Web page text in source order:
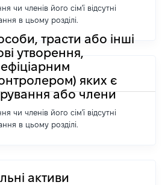
чи членів його сім'ї відсутні
в цьому розділі.
трасти або інші
утворення,
яких є
або члени
чи членів його сім'ї відсутні
в цьому розділі.
активи